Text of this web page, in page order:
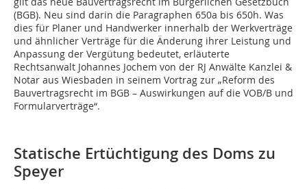
(BGB). Neu sind darin die Paragraphen 650a bis 650h. Was
dies für Planer und Handwerker innerhalb der Werkverträge
und ähnlicher Verträge für die Änderung ihrer Leistung und
Anpassung der Vergütung bedeutet, erläuterte
Rechtsanwalt Johannes Jochem von der RJ Anwälte Kanzlei &
Notar aus Wiesbaden in seinem Vortrag zur „Reform des
Bauvertragsrecht im BGB – Auswirkungen auf die VOB/B und
Formularverträge“.
Statische Ertüchtigung des Doms zu
Speyer